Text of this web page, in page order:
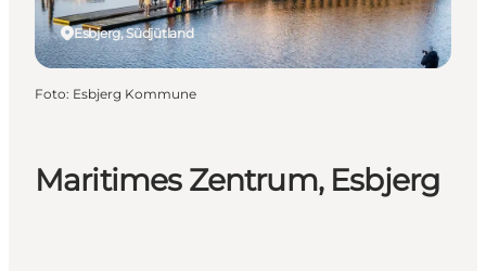
Maritimes Zentrum, Esbjerg
Esbjerg, Südjütland
Foto: Esbjerg Kommune